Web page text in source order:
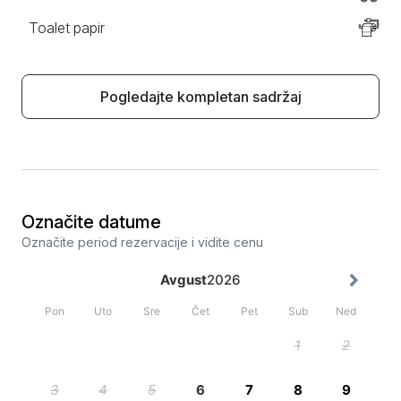
Toalet papir
Pogledajte kompletan sadržaj
Označite datume
Označite period rezervacije i vidite cenu